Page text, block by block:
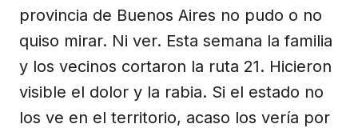
provincia de Buenos Aires no pudo o no
quiso mirar. Ni ver. Esta semana la familia
y los vecinos cortaron la ruta 21. Hicieron
visible el dolor y la rabia. Si el estado no
los ve en el territorio, acaso los vería por